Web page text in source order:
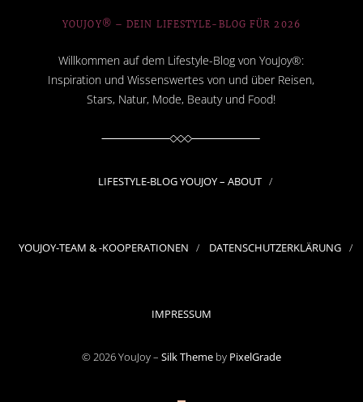
YOUJOY® – DEIN LIFESTYLE-BLOG FÜR 2026
Willkommen auf dem Lifestyle-Blog von YouJoy®:
Inspiration und Wissenswertes von und über Reisen,
Stars, Natur, Mode, Beauty und Food!
LIFESTYLE-BLOG YOUJOY – ABOUT
YOUJOY-TEAM & -KOOPERATIONEN DATENSCHUTZERKLÄRUNG
IMPRESSUM
© 2026 YouJoy – Silk Theme by PixelGrade